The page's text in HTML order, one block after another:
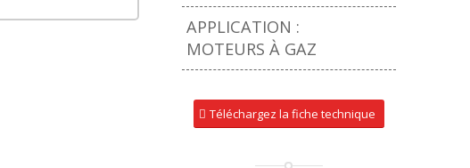
APPLICATION :
MOTEURS À GAZ
Téléchargez la fiche technique